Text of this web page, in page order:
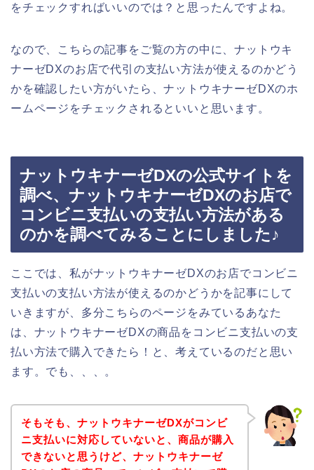
をチェックすればいいのでは？と思ったんですよね。
なので、こちらの記事をご覧の方の中に、ナットウキ
ナーゼDXのお店で代引の支払い方法が使えるのかどう
かを確認したい方がいたら、ナットウキナーゼDXのホ
ームページをチェックされるといいと思います。
ナットウキナーゼDXの公式サイトを
調べ、ナットウキナーゼDXのお店で
コンビニ支払いの支払い方法がある
のかを調べてみることにしました♪
ここでは、私がナットウキナーゼDXのお店でコンビニ
支払いの支払い方法が使えるのかどうかを記事にして
いきますが、多分こちらのページをみているあなた
は、ナットウキナーゼDXの商品をコンビニ支払いの支
払い方法で購入できたら！と、考えているのだと思い
ます。でも、、、。
そもそも、ナットウキナーゼDXがコンビ
ニ支払いに対応していないと、商品が購入
できないと思うけど、ナットウキナーゼ